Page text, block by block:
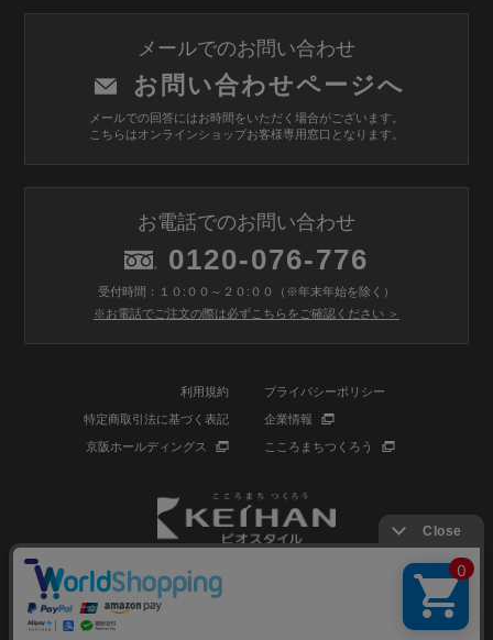
メールでのお問い合わせ
お問い合わせページへ
メールでの回答にはお時間をいただく場合がございます。
こちらはオンラインショップお客様専用窓口となります。
お電話でのお問い合わせ
0120-076-776
受付時間：１０:００～２０:００（※年末年始を除く）
※お電話でご注文の際は必ずこちらをご確認ください ＞
利用規約 プライバシーポリシー
特定商取引法に基づく表記 企業情報
京阪ホールディングス こころまちつくろう
© BIOSTYLE Co.,Ltd. All rights reserved.